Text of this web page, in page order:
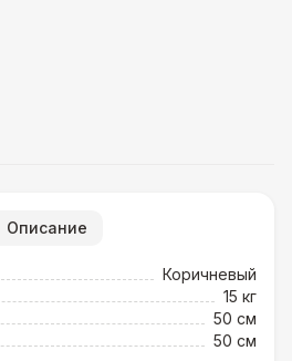
Описание
Коричневый
15 кг
50 см
50 см